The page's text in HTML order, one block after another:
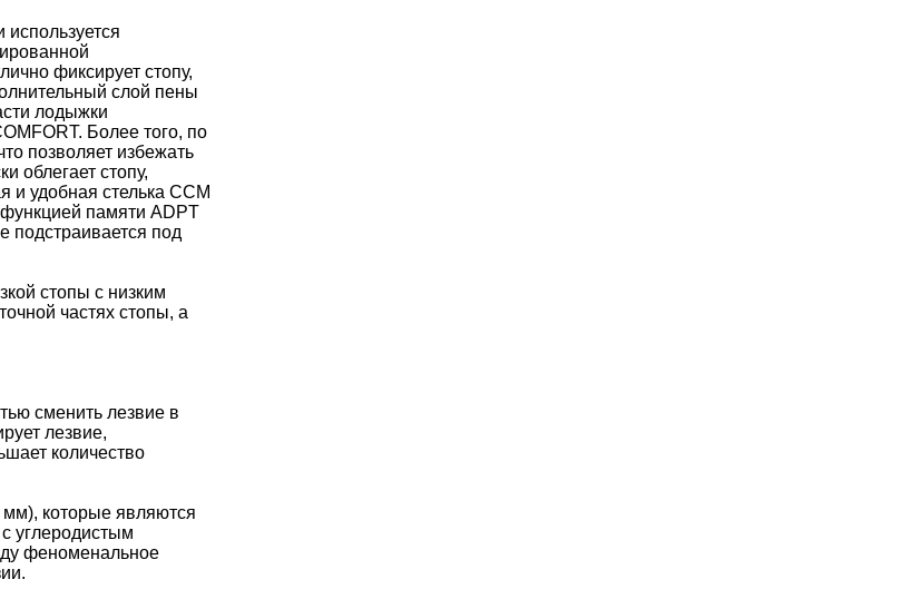
используется
фиксирует стопу,
слой пены
лодыжки
Более того, по
позволяет избежать
облегает стопу,
и удобная стелька CCM
памяти ADPT
подстраивается под
стопы с низким
частях стопы, а
сменить лезвие в
лезвие,
количество
которые являются
углеродистым
феноменальное